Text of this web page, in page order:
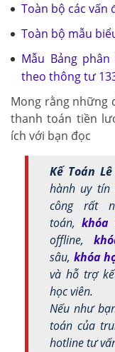
Toàn bộ các
Toàn bộ mẫu
Mẫu Bảng
theo thông tư
Mong rằng những
thanh toán tiền
ích với bạn đọc
Kế Toán
hành uy tín
công rất
toán,khóa
offline,
sâu, khóa
và hỗ trợ
học viên.
Nếu như
toán của
hotline tư